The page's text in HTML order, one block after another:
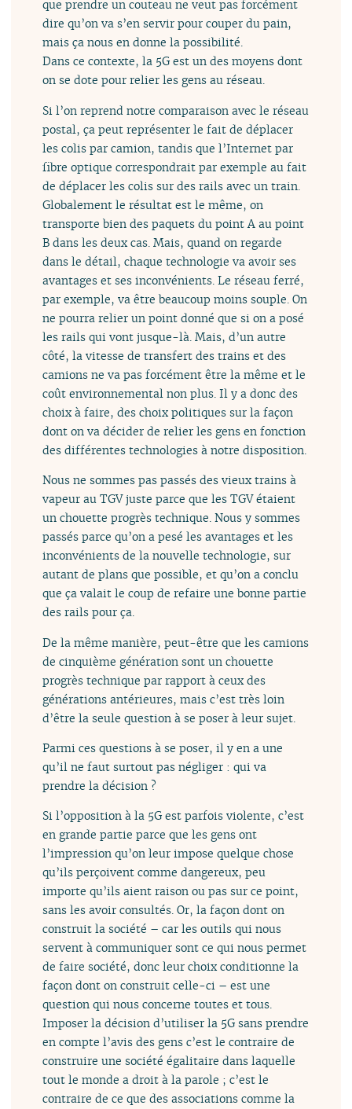
que prendre un couteau ne veut pas forcément
dire qu’on va s’en servir pour couper du pain,
mais ça nous en donne la possibilité.
Dans ce contexte, la 5G est un des moyens dont
on se dote pour relier les gens au réseau.
Si l’on reprend notre comparaison avec le réseau
postal, ça peut représenter le fait de déplacer
les colis par camion, tandis que l’Internet par
fibre optique correspondrait par exemple au fait
de déplacer les colis sur des rails avec un train.
Globalement le résultat est le même, on
transporte bien des paquets du point A au point
B dans les deux cas. Mais, quand on regarde
dans le détail, chaque technologie va avoir ses
avantages et ses inconvénients. Le réseau ferré,
par exemple, va être beaucoup moins souple. On
ne pourra relier un point donné que si on a posé
les rails qui vont jusque-là. Mais, d’un autre
côté, la vitesse de transfert des trains et des
camions ne va pas forcément être la même et le
coût environnemental non plus. Il y a donc des
choix à faire, des choix politiques sur la façon
dont on va décider de relier les gens en fonction
des différentes technologies à notre disposition.
Nous ne sommes pas passés des vieux trains à
vapeur au TGV juste parce que les TGV étaient
un chouette progrès technique. Nous y sommes
passés parce qu’on a pesé les avantages et les
inconvénients de la nouvelle technologie, sur
autant de plans que possible, et qu’on a conclu
que ça valait le coup de refaire une bonne partie
des rails pour ça.
De la même manière, peut-être que les camions
de cinquième génération sont un chouette
progrès technique par rapport à ceux des
générations antérieures, mais c’est très loin
d’être la seule question à se poser à leur sujet.
Parmi ces questions à se poser, il y en a une
qu’il ne faut surtout pas négliger : qui va
prendre la décision ?
Si l’opposition à la 5G est parfois violente, c’est
en grande partie parce que les gens ont
l’impression qu’on leur impose quelque chose
qu’ils perçoivent comme dangereux, peu
importe qu’ils aient raison ou pas sur ce point,
sans les avoir consultés. Or, la façon dont on
construit la société – car les outils qui nous
servent à communiquer sont ce qui nous permet
de faire société, donc leur choix conditionne la
façon dont on construit celle-ci – est une
question qui nous concerne toutes et tous.
Imposer la décision d’utiliser la 5G sans prendre
en compte l’avis des gens c’est le contraire de
construire une société égalitaire dans laquelle
tout le monde a droit à la parole ; c’est le
contraire de ce que des associations comme la